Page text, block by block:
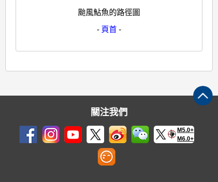
颱風鮎魚的路徑圖
- 頁首 -
關注我們
M5.0+
M6.0+